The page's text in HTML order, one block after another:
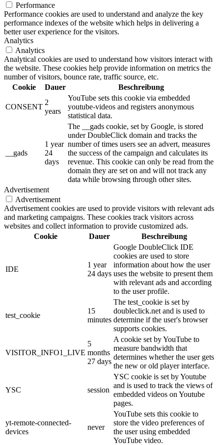
Performance
Performance cookies are used to understand and analyze the key
performance indexes of the website which helps in delivering a
better user experience for the visitors.
Analytics
Analytics
Analytical cookies are used to understand how visitors interact with
the website. These cookies help provide information on metrics the
number of visitors, bounce rate, traffic source, etc.
Cookie
Dauer Beschreibung
CONSENT
2
years
YouTube sets this cookie via embedded
youtube-videos and registers anonymous
statistical data.
__gads
1 year
24
days
The __gads cookie, set by Google, is stored
under DoubleClick domain and tracks the
number of times users see an advert, measures
the success of the campaign and calculates its
revenue. This cookie can only be read from the
domain they are set on and will not track any
data while browsing through other sites.
Advertisement
Advertisement
Advertisement cookies are used to provide visitors with relevant ads
and marketing campaigns. These cookies track visitors across
websites and collect information to provide customized ads.
Cookie
Dauer Beschreibung
IDE
1 year
24 days
Google DoubleClick IDE
cookies are used to store
information about how the user
uses the website to present them
with relevant ads and according
to the user profile.
test_cookie
15
minutes
The test_cookie is set by
doubleclick.net and is used to
determine if the user's browser
supports cookies.
VISITOR_INFO1_LIVE
5
months
27 days
A cookie set by YouTube to
measure bandwidth that
determines whether the user gets
the new or old player interface.
YSC session
YSC cookie is set by Youtube
and is used to track the views of
embedded videos on Youtube
pages.
yt-remote-connected-
devices
never
YouTube sets this cookie to
store the video preferences of
the user using embedded
YouTube video.